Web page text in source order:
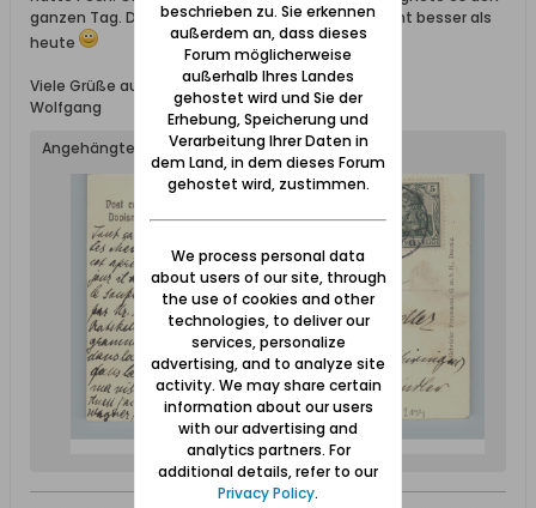
ganzen Tag. Das Wetter war früher eben auch nicht besser als
heute
Viele Grüße aus dem Werder
Wolfgang
Angehängte Dateien
beschrieben zu. Sie erkennen
außerdem an, dass dieses
Forum möglicherweise
außerhalb Ihres Landes
gehostet wird und Sie der
Erhebung, Speicherung und
Verarbeitung Ihrer Daten in
dem Land, in dem dieses Forum
gehostet wird, zustimmen.
We process personal data
about users of our site, through
the use of cookies and other
technologies, to deliver our
services, personalize
advertising, and to analyze site
activity. We may share certain
information about our users
with our advertising and
analytics partners. For
additional details, refer to our
Privacy Policy.